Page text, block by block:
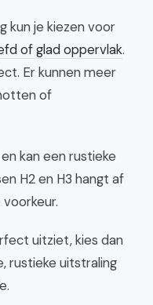
kun je kiezen voor
of glad oppervlak.
Er kunnen meer
of
kan een rustieke
H2 en H3 hangt af
uitziet, kies dan
rustieke uitstraling